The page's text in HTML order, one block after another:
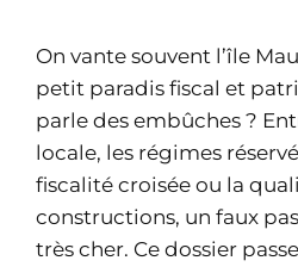
On vante souvent l’île
petit paradis fiscal et
parle des embûches ?
locale, les régimes
fiscalité croisée ou la
constructions, un faux
très cher. Ce dossier